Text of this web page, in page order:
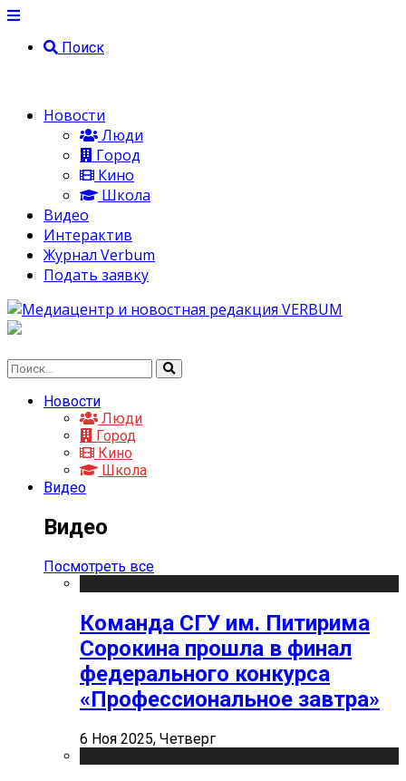
Поиск
Новости
Люди
Город
Кино
Школа
Видео
Интерактив
Журнал Verbum
Подать заявку
Новости
Люди
Город
Кино
Школа
Видео
Видео
Посмотреть все
Команда СГУ им. Питирима
Сорокина прошла в финал
федерального конкурса
«Профессиональное завтра»
6 Ноя 2025, Четверг